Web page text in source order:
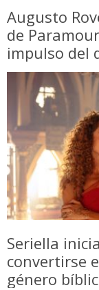
Augusto
de
impulso del
Seriella
convertirse
género